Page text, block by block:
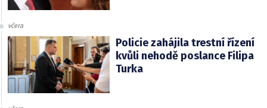
včera
Policie zahájila trestní řízení
kvůli nehodě poslance Filipa
Turka